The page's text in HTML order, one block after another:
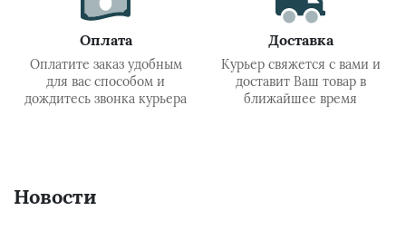
Оплата
Оплатите заказ удобным
для вас способом и
дождитесь звонка курьера
Доставка
Курьер свяжется с вами и
доставит Ваш товар в
ближайшее время
Новости